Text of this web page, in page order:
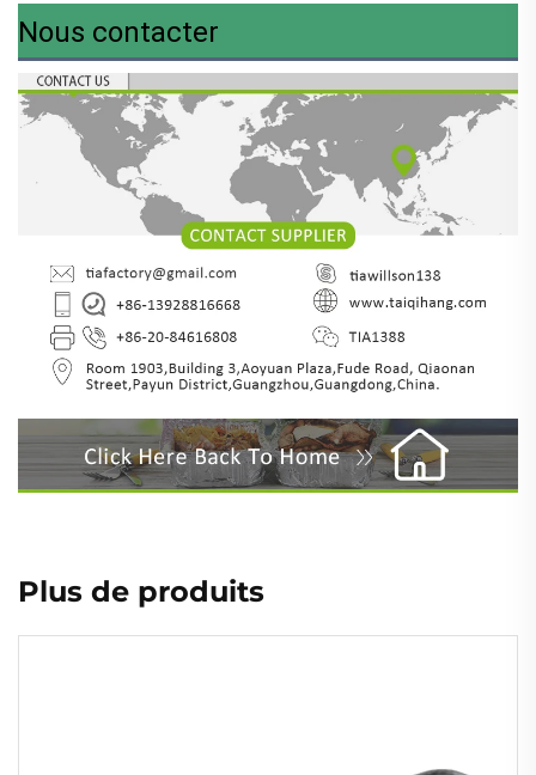
Nous contacter
Plus de produits